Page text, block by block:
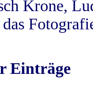
Krone,
Einträge